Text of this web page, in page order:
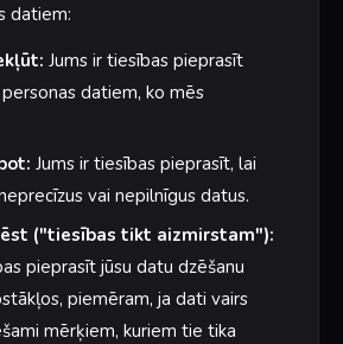
datiem:
Jums ir tiesības pieprasīt
datiem, ko mēs
Jums ir tiesības pieprasīt, lai
vai nepilnīgus datus.
("tiesības tikt aizmirstam"):
pieprasīt jūsu datu dzēšanu
piemēram, ja dati vairs
mērķiem, kuriem tie tika